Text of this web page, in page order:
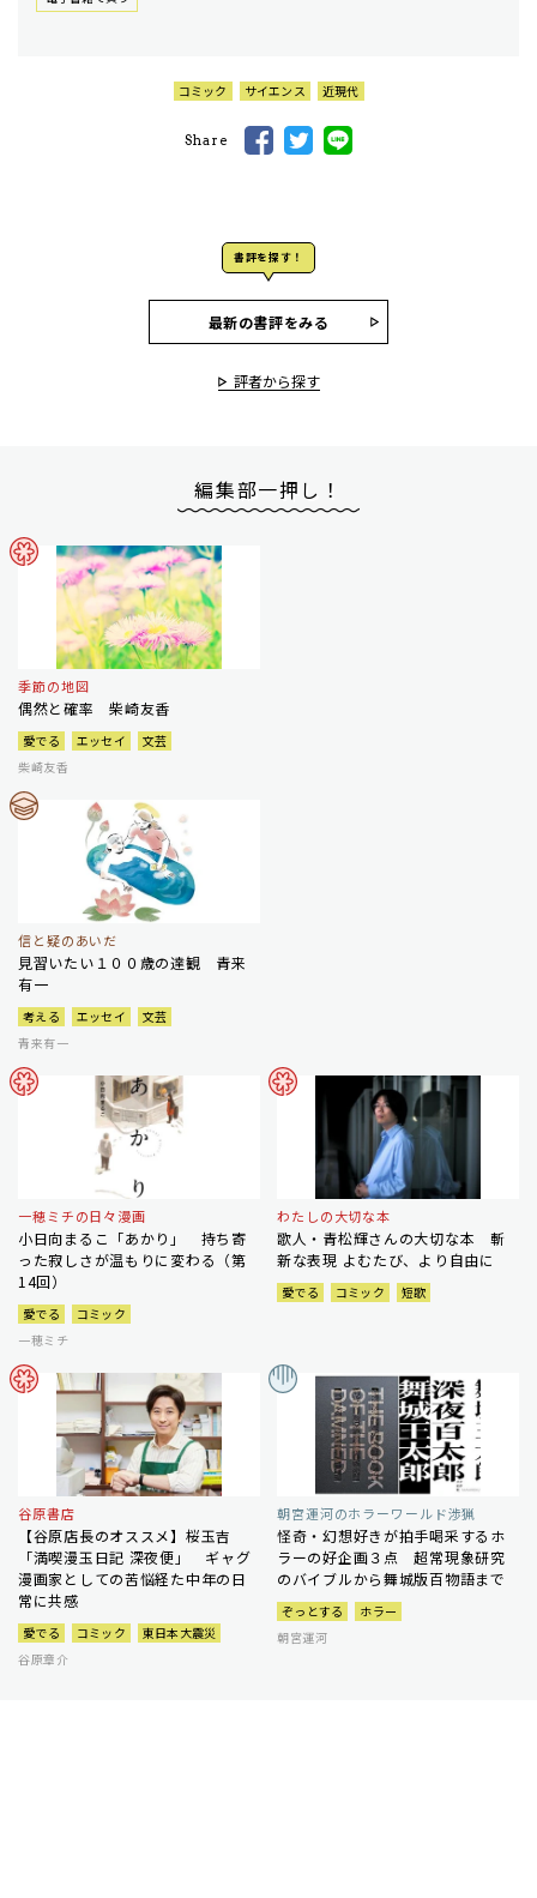
コミック サイエンス 近現代
Share
書評を探す！
最新の書評をみる
評者から探す
編集部一押し！
季節の地図
偶然と確率 柴崎友香
愛でる エッセイ
文芸
柴崎友香
信と疑のあいだ
見習いたい１００歳の達観 青来
有一
考える エッセイ
文芸
青来有一
一穂ミチの日々漫画
小日向まるこ「あかり」 持ち寄
った寂しさが温もりに変わる（第
14回）
愛でる
コミック
一穂ミチ
わたしの大切な本
歌人・青松輝さんの大切な本 斬
新な表現 よむたび、より自由に
愛でる コミック 短歌
谷原書店
【谷原店長のオススメ】桜玉吉
「満喫漫玉日記 深夜便」 ギャグ
漫画家としての苦悩経た中年の日
常に共感
愛でる コミック
東日本大震災
谷原章介
朝宮運河のホラーワールド渉猟
怪奇・幻想好きが拍手喝采するホ
ラーの好企画３点 超常現象研究
のバイブルから舞城版百物語まで
ぞっとする
ホラー
朝宮運河